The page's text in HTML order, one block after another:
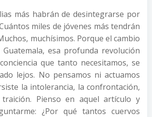
más habrán de desintegrarse por
miles de jóvenes más tendrán
muchísimos. Porque el cambio
esa profunda revolución
que tanto necesitamos, se
lejos. No pensamos ni actuamos
la intolerancia, la confrontación,
Pienso en aquel artículo y
¿Por qué tantos cuervos